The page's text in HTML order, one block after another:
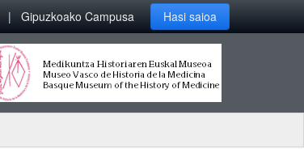
Gipuzkoako Campusa Hasi saioa